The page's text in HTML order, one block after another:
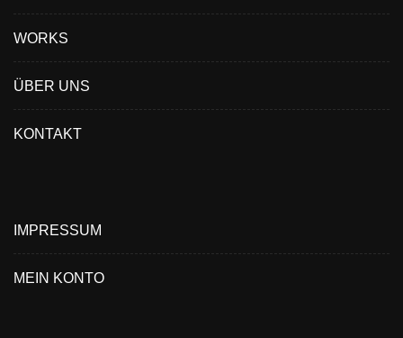
WORKS
ÜBER UNS
KONTAKT
IMPRESSUM
MEIN KONTO